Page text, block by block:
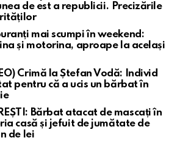
de est a republicii. Precizările
mai scumpi în weekend:
și motorina, aproape la același
Crimă la Ștefan Vodă: Individ
pentru că a ucis un bărbat în
Bărbat atacat de mascați în
casă și jefuit de jumătate de
de lei